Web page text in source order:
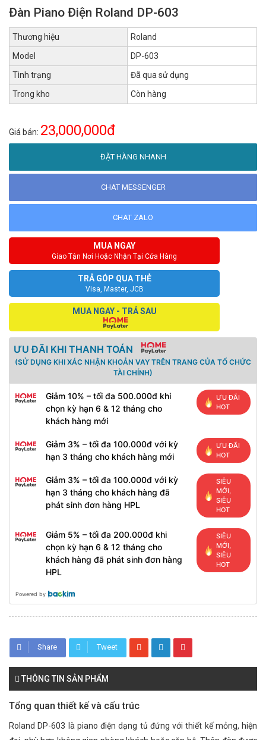
Đàn Piano Điện Roland DP-603
Thương hiệu
Roland
Model
DP-603
Tình trạng
Đã qua sử dụng
Trong kho
Còn hàng
Giá bán: 23,000,000đ
ĐẶT HÀNG NHANH
CHAT MESSENGER
CHAT ZALO
MUA NGAY
Giao Tận Nơi Hoặc Nhận Tại Cửa Hàng
TRẢ GÓP QUA THẺ
Visa, Master, JCB
MUA NGAY - TRẢ SAU
ƯU ĐÃI KHI THANH TOÁN
(SỬ DỤNG KHI XÁC NHẬN KHOẢN VAY TRÊN TRANG CỦA TỔ CHỨC
TÀI CHÍNH)
Giảm 10% – tối đa 500.000đ khi
chọn kỳ hạn 6 & 12 tháng cho
khách hàng mới
ƯU ĐÃI
HOT
Giảm 3% – tối đa 100.000đ với kỳ
hạn 3 tháng cho khách hàng mới
ƯU ĐÃI
HOT
Giảm 3% – tối đa 100.000đ với kỳ
hạn 3 tháng cho khách hàng đã
phát sinh đơn hàng HPL
SIÊU
MỚI,
SIÊU
HOT
Giảm 5% – tối đa 200.000đ khi
chọn kỳ hạn 6 & 12 tháng cho
khách hàng đã phát sinh đơn hàng
HPL
SIÊU
MỚI,
SIÊU
HOT
Powered by
Share Tweet
THÔNG TIN SẢN PHẨM
Tổng quan thiết kế và cấu trúc
Roland DP-603 là piano điện dạng tủ đứng với thiết kế mỏng, hiện